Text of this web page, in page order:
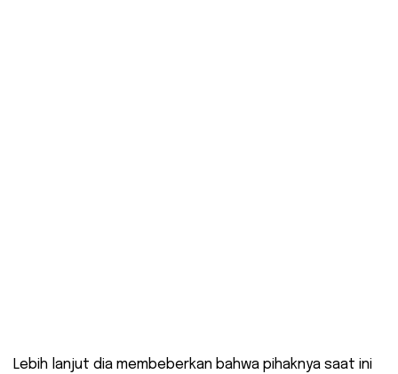
Lebih lanjut dia membeberkan bahwa pihaknya saat ini